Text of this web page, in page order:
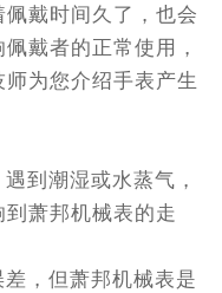
戴时间久了，也会
戴者的正常使用，
为您介绍手表产生
到潮湿或水蒸气，
萧邦机械表的走
，但萧邦机械表是